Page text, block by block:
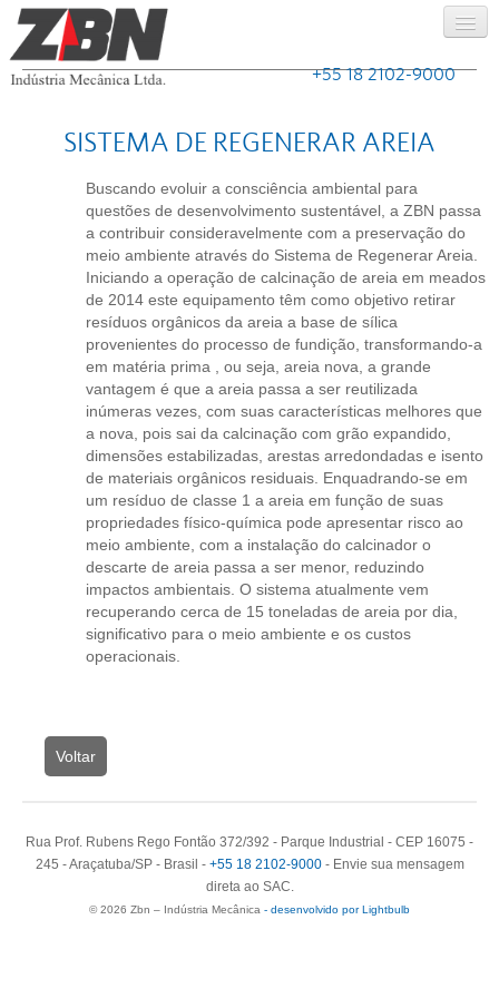
Produtos
Serviços
Caldeiraria
Clientes
Relatórios
Contato
+55 18 2102-9000
SISTEMA DE REGENERAR AREIA
Buscando evoluir a consciência ambiental para
questões de desenvolvimento sustentável, a ZBN passa
a contribuir consideravelmente com a preservação do
meio ambiente através do Sistema de Regenerar Areia.
Iniciando a operação de calcinação de areia em meados
de 2014 este equipamento têm como objetivo retirar
resíduos orgânicos da areia a base de sílica
provenientes do processo de fundição, transformando-a
em matéria prima , ou seja, areia nova, a grande
vantagem é que a areia passa a ser reutilizada
inúmeras vezes, com suas características melhores que
a nova, pois sai da calcinação com grão expandido,
dimensões estabilizadas, arestas arredondadas e isento
de materiais orgânicos residuais. Enquadrando-se em
um resíduo de classe 1 a areia em função de suas
propriedades físico-química pode apresentar risco ao
meio ambiente, com a instalação do calcinador o
descarte de areia passa a ser menor, reduzindo
impactos ambientais. O sistema atualmente vem
recuperando cerca de 15 toneladas de areia por dia,
significativo para o meio ambiente e os custos
operacionais.
Voltar
Rua Prof. Rubens Rego Fontão 372/392 - Parque Industrial - CEP 16075 -
245 - Araçatuba/SP - Brasil - +55 18 2102-9000 - Envie sua mensagem
direta ao SAC.
© 2026 Zbn – Indústria Mecânica - desenvolvido por Lightbulb